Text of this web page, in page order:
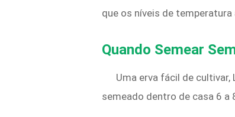
que os níveis de temperatura
Quando Semear
Uma erva fácil de
semeado dentro de casa 6 a